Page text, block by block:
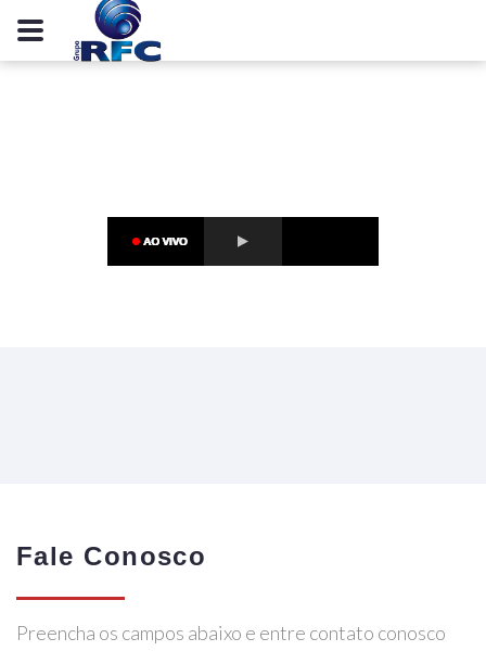
Fale Conosco
Preencha os campos abaixo e entre contato conosco